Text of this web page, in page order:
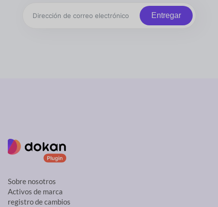
Entregar
Sobre nosotros
Activos de marca
registro de cambios